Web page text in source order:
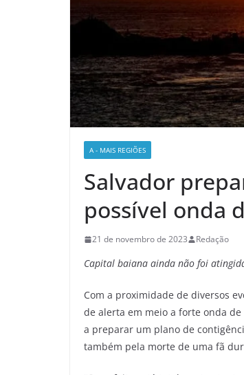
A - MAIS REGIÕES
Salvador
possível onda
21 de novembro de 2023 Redação
Capital baiana ainda não foi
Com a proximidade de diversos
de alerta em meio a forte onda
a preparar um plano de
também pela morte de uma fã